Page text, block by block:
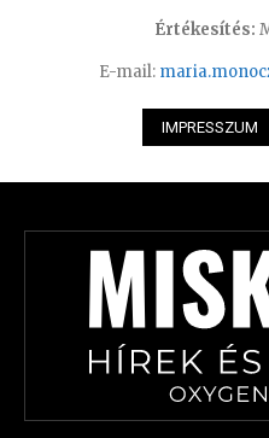
Értékesítés:
E-mail:
IMPRESSZUM